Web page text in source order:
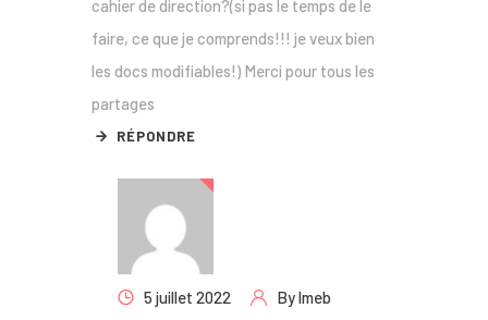
cahier de direction?(si pas le temps de le
faire, ce que je comprends!!! je veux bien
les docs modifiables!) Merci pour tous les
partages
RÉPONDRE
5 juillet 2022 Bylmeb